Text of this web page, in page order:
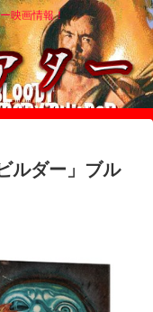
映画情報！
ルダー」ブル